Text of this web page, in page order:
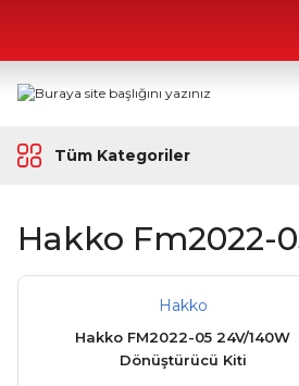
Tüm Kategoriler
Hakko Fm2022-
Hakko
Hakko FM2022-05 24V/140W
Dönüştürücü Kiti